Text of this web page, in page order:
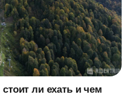
ли ехать и чем